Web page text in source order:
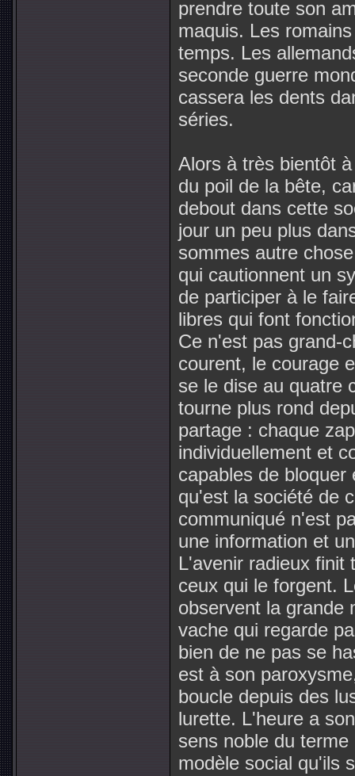
prendre toute son
maquis. Les
temps. Les
seconde guerre
cassera les dents
séries.
Alors à très bientôt
du poil de la bête,
debout dans cette
jour un peu plus
sommes autre
qui cautionnent un
de participer à le
libres qui font
Ce n'est pas grand-
courent, le courage
se le dise au quatre
tourne plus rond
partage : chaque
individuellement et
capables de
qu'est la société de
communiqué n'est
une information et
L'avenir radieux finit
ceux qui le forgent.
observent la grande
vache qui regarde
bien de ne pas se
est à son
boucle depuis des
lurette. L'heure a
sens noble du
modèle social qu'ils